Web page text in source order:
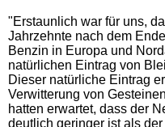
"Erstaunlich war für uns,
Jahrzehnte nach dem
Benzin in Europa und
natürlichen Eintrag von
Dieser natürliche Eintrag
Verwitterung von
hatten erwartet, dass der
deutlich geringer ist als